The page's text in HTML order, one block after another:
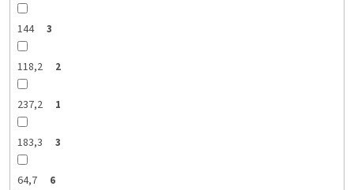
144 3
118,2 2
237,2 1
183,3 3
64,7 6